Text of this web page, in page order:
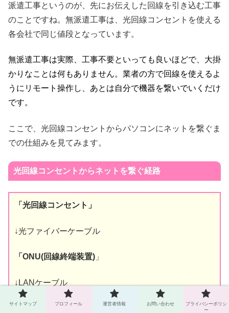
派遣工事というのが、先にお伝えした回線を引き込む工事
のことですね。無派遣工事は、光回線コンセントを使える
各会社で同じ値段となっています。
無派遣工事は実際、工事不要といっても良いほどで、大掛
かりなことは何もありません。業者の方で回線を使えるよ
うにリモート操作し、あとは自分で機器を繋いでいくだけ
です。
ここで、光回線コンセントからパソコンにネットを繋ぐま
での仕組みを見てみます。
光回線コンセントからネットを繋ぐ経路
「光回線コンセント」
↓光ファイバーケーブル
「ONU(回線終端装置) 」
↓LANケーブル
「wifi機器」
サイトマップ プロフィール 運営者情報 お問い合わせ
プライバシーポリシ
ー